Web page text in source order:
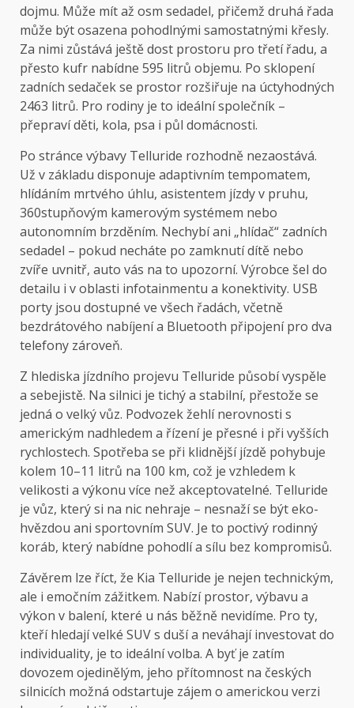
dojmu. Může mít až osm sedadel, přičemž druhá řada
může být osazena pohodlnými samostatnými křesly.
Za nimi zůstává ještě dost prostoru pro třetí řadu, a
přesto kufr nabídne 595 litrů objemu. Po sklopení
zadních sedaček se prostor rozšiřuje na úctyhodných
2463 litrů. Pro rodiny je to ideální společník –
přepraví děti, kola, psa i půl domácnosti.
Po stránce výbavy Telluride rozhodně nezaostává.
Už v základu disponuje adaptivním tempomatem,
hlídáním mrtvého úhlu, asistentem jízdy v pruhu,
360stupňovým kamerovým systémem nebo
autonomním brzděním. Nechybí ani „hlídač“ zadních
sedadel – pokud necháte po zamknutí dítě nebo
zvíře uvnitř, auto vás na to upozorní. Výrobce šel do
detailu i v oblasti infotainmentu a konektivity. USB
porty jsou dostupné ve všech řadách, včetně
bezdrátového nabíjení a Bluetooth připojení pro dva
telefony zároveň.
Z hlediska jízdního projevu Telluride působí vyspěle
a sebejistě. Na silnici je tichý a stabilní, přestože se
jedná o velký vůz. Podvozek žehlí nerovnosti s
americkým nadhledem a řízení je přesné i při vyšších
rychlostech. Spotřeba se při klidnější jízdě pohybuje
kolem 10–11 litrů na 100 km, což je vzhledem k
velikosti a výkonu více než akceptovatelné. Telluride
je vůz, který si na nic nehraje – nesnaží se být eko-
hvězdou ani sportovním SUV. Je to poctivý rodinný
koráb, který nabídne pohodlí a sílu bez kompromisů.
Závěrem lze říct, že Kia Telluride je nejen technickým,
ale i emočním zážitkem. Nabízí prostor, výbavu a
výkon v balení, které u nás běžně nevidíme. Pro ty,
kteří hledají velké SUV s duší a neváhají investovat do
individuality, je to ideální volba. A byť je zatím
dovozem ojedinělým, jeho přítomnost na českých
silnicích možná odstartuje zájem o americkou verzi